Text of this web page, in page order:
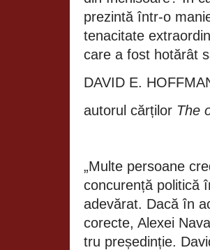
prezintă într-o
tenacitate
care a fost hotărât
DAVID E.
autorul cărților The
„Multe persoane
concurență politică
adevărat. Dacă în
corecte, Alexei
tru președinție.